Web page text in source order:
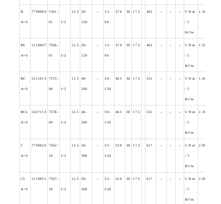
B
A+S
7709060 7561-
01 1/2
12.5 20-
120
– 15-
90
374 30 17.5 462 – – – 5 N·m
/ 5
lbf·in
1.500
BL
A+S
1210947 7566-
01 1/2
12.5 20-
120
– 15-
90
374 30 17.5 462 – – – 5 N·m
/ 5
lbf·in
1.500
BC
A+S
1211013 7573-
00 1/2
12.5 40-
200
– 30-
150
463 30 17.5 551 – – – 5 N·m
/ 5
lbf·in
1.400
BCL
A+S
1427113 7578-
00 1/2
12.5 40-
200
– 30-
150
463 30 17.5 551 – – – 5 N·m
/ 5
lbf·in
1.300
C
A+S
7709650 7562-
10 1/2
12.5 50-
300
– 35-
220
529 30 17.5 617 – – – 5 N·m
/ 5
lbf·in
2.000
CL
A+S
1210955 7567-
10 1/2
12.5 50-
300
– 35-
220
529 30 17.5 617 – – – 5 N·m
/ 5
lbf·in
2.000